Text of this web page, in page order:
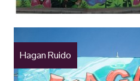
Hagan Ruido